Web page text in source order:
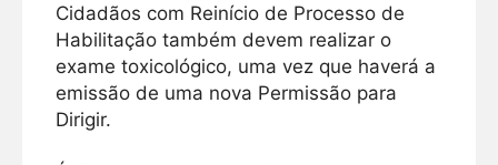
Cidadãos com Reinício de Processo de
Habilitação também devem realizar o
exame toxicológico, uma vez que haverá a
emissão de uma nova Permissão para
Dirigir.